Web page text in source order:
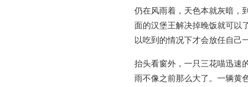
仍在风雨着，天色本就灰暗，
面的汉堡王解决掉晚饭就可以
以吃到的情况下才会放任自己
抬头看窗外，一只三花喵迅速
雨不像之前那么大了。一辆黄